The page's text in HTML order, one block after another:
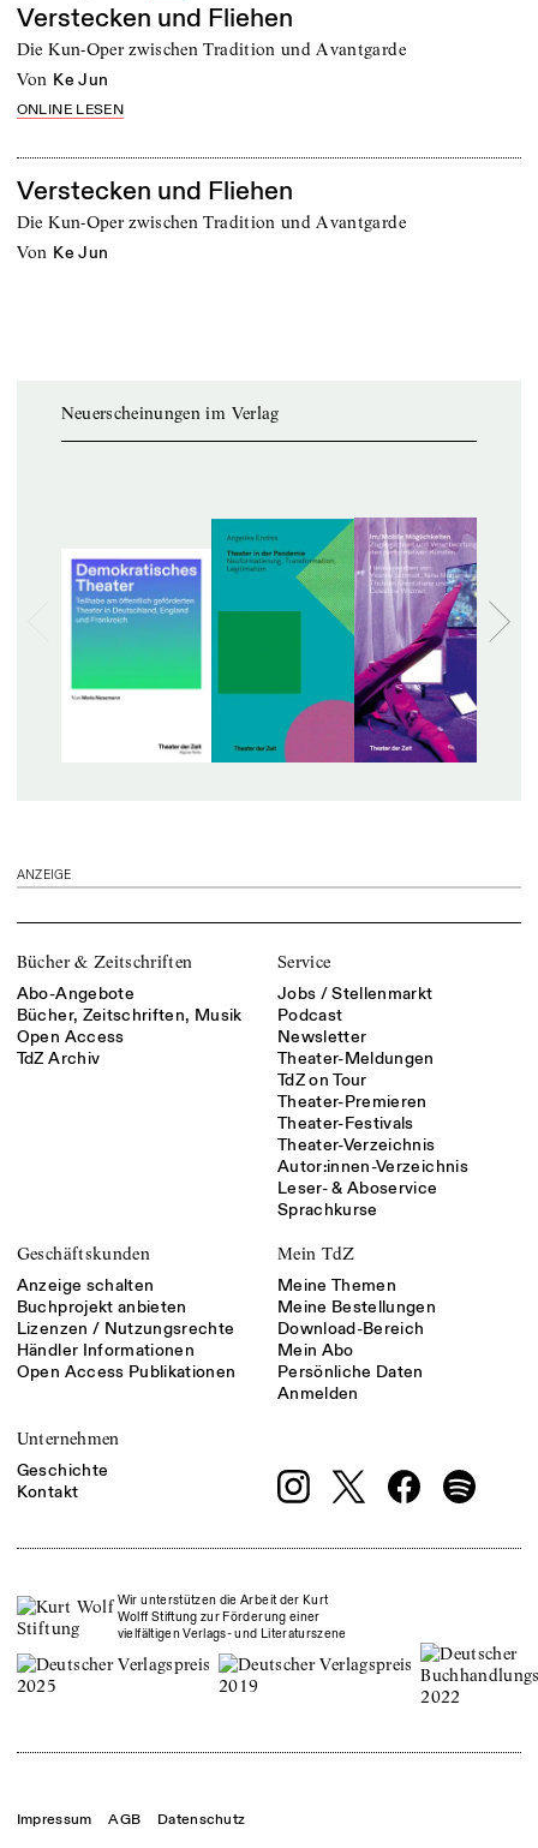
Verstecken und Fliehen
Die Kun-Oper zwischen Tradition und Avantgarde
von Ke Jun
ONLINE LESEN
Verstecken und Fliehen
Die Kun-Oper zwischen Tradition und Avantgarde
von Ke Jun
Neuerscheinungen im Verlag
ANZEIGE
Bücher & Zeitschriften
Abo-Angebote
Bücher, Zeitschriften, Musik
Open Access
TdZ Archiv
Service
Jobs / Stellenmarkt
Podcast
Newsletter
Theater-Meldungen
TdZ on Tour
Theater-Premieren
Theater-Festivals
Theater-Verzeichnis
Autor:innen-Verzeichnis
Leser- & Aboservice
Sprachkurse
Geschäftskunden
Anzeige schalten
Buchprojekt anbieten
Lizenzen / Nutzungsrechte
Händler Informationen
Open Access Publikationen
Mein TdZ
Meine Themen
Meine Bestellungen
Download-Bereich
Mein Abo
Persönliche Daten
Anmelden
Unternehmen
Geschichte
Kontakt
Wir unterstützen die Arbeit der Kurt
Wolff Stiftung zur Förderung einer
vielfältigen Verlags- und Literaturszene
Impressum AGB Datenschutz